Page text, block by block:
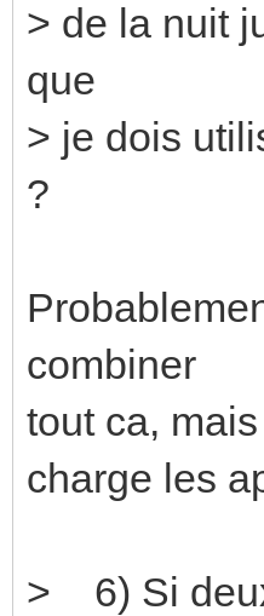
> de la nuit
que
> je dois
?
combiner
tout ca,
charge les
> 6) Si